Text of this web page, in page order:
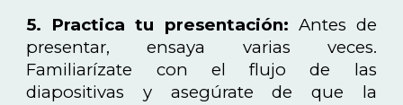
5. Practica tu presentación: Antes de
presentar, ensaya varias veces.
Familiarízate con el flujo de las
diapositivas y asegúrate de que la